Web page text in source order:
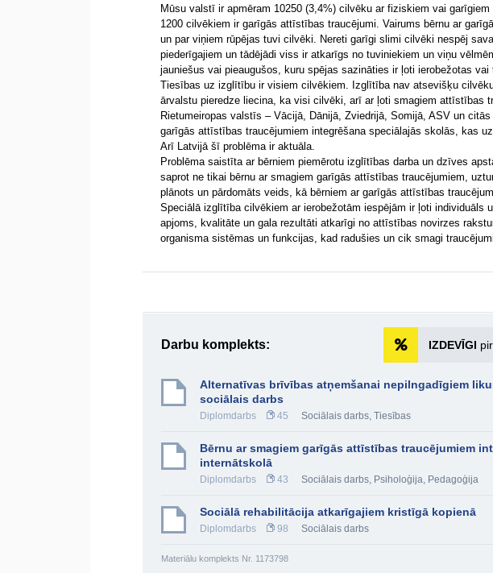
Mūsu valstī ir apmēram 10250 (3,4%) cilvēku ar fiziskiem vai
1200 cilvēkiem ir garīgās attīstības traucējumi. Vairums bērnu ar
un par viņiem rūpējas tuvi cilvēki. Nereti garīgi slimi cilvēki nespēj
piederīgajiem un tādējādi viss ir atkarīgs no tuviniekiem un viņu
jauniešus vai pieaugušos, kuru spējas sazināties ir ļoti ierobežotas vai
Tiesības uz izglītību ir visiem cilvēkiem. Izglītība nav atsevišķu
ārvalstu pieredze liecina, ka visi cilvēki, arī ar ļoti smagiem attīstības
Rietumeiropas valstīs – Vācijā, Dānijā, Zviedrijā, Somijā, ASV un
garīgās attīstības traucējumiem integrēšana speciālajās skolās, kas
Arī Latvijā šī problēma ir aktuāla.
Problēma saistīta ar bērniem piemērotu izglītības darba un dzīves
saprot ne tikai bērnu ar smagiem garīgās attīstības traucējumiem,
plānots un pārdomāts veids, kā bērniem ar garīgās attīstības
Speciālā izglītība cilvēkiem ar ierobežotām iespējām ir ļoti individuāls
apjoms, kvalitāte un gala rezultāti atkarīgi no attīstības novirzes
organisma sistēmas un funkcijas, kad radušies un cik smagi
Darbu komplekts: IZDEVĪGI
Alternatīvas brīvības atņemšanai nepilngadīgiem
sociālais darbs
Diplomdarbs 45 Sociālais darbs, Tiesības
Bērnu ar smagiem garīgās attīstības traucējumiem
internātskolā
Diplomdarbs 43 Sociālais darbs, Psiholoģija, Pedagoģija
Sociālā rehabilitācija atkarīgajiem kristīgā kopienā
Diplomdarbs 98 Sociālais darbs
Materiālu komplekts Nr. 1173798